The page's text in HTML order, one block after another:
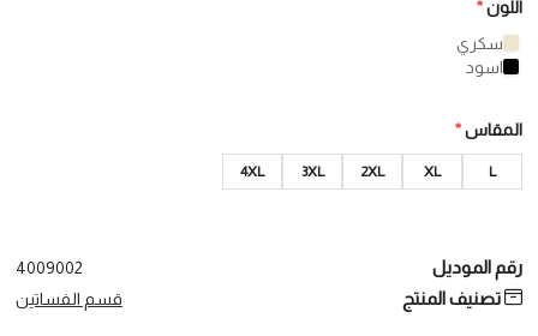
اللون*
سكري
اسود
المقاس*
L
XL
2XL
3XL
4XL
رقم الموديل 4009002
تصنيف المنتج قسم الفساتين